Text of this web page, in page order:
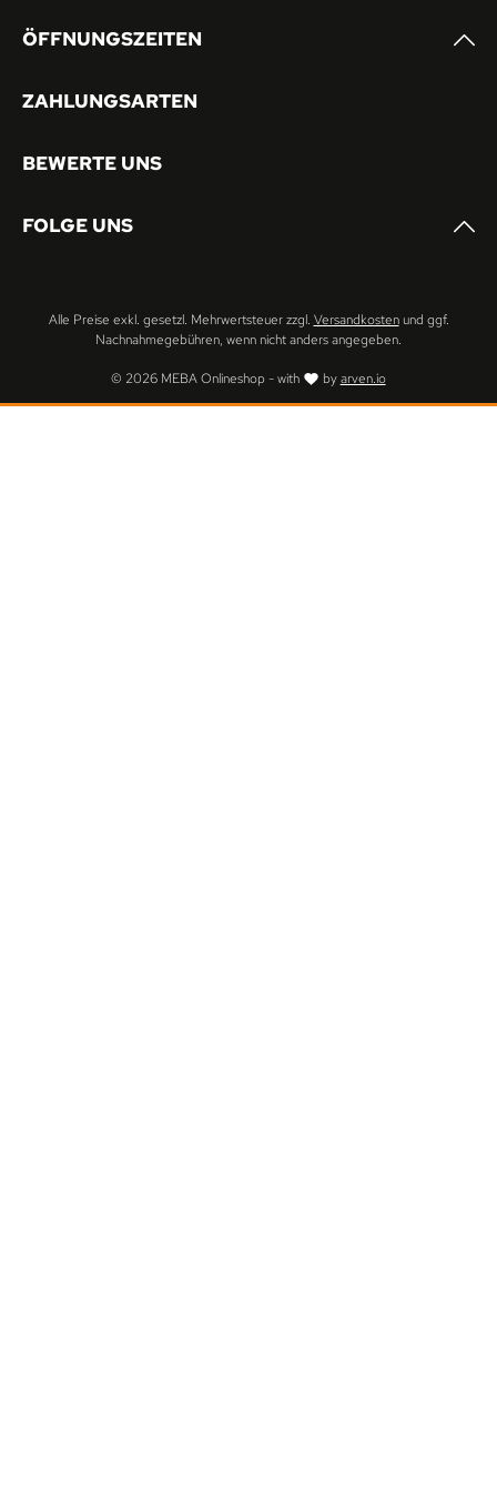
LinearführungswagenIhre Vorteile auf einen
Vorteile des digitalen Messanschlags, auch
Technische Änderungen
Lieferzeit erhalten Sie in der
Auftragsbestätigung. Abgebildete
ÖFFNUNGSZEITEN
ZAHLUNGSARTEN
BEWERTE UNS
FOLGE UNS
© 2026 MEBA Onlineshop - with byarven.io
Alle Preise exkl. gesetzl. Mehrwertsteuer zzgl. Versandkostenund ggf.
Nachnahmegebühren, wenn nicht anders angegeben.